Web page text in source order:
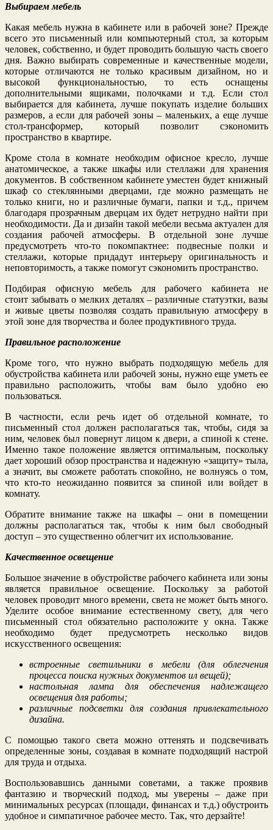
Выбираем мебель
Какая мебель нужна в кабинете или в рабочей зоне? Прежде
всего это письменный или компьютерный стол, за которым
человек, собственно, и будет проводить большую часть своего
дня. Важно выбирать современные и качественные модели,
которые отличаются не только красивым дизайном, но и
высокой функциональностью, то есть оснащены
дополнительными ящиками, полочками и т.д. Если стол
выбирается для кабинета, лучше покупать изделие больших
размеров, а если для рабочей зоны – маленьких, а еще лучше
стол-трансформер, который позволит сэкономить
пространство в квартире.
Кроме стола в комнате необходим офисное кресло, лучше
анатомическое, а также шкафы или стеллажи для хранения
документов. В собственном кабинете уместен будет книжный
шкаф со стеклянными дверцами, где можно размещать не
только книги, но и различные бумаги, папки и т.д., причем
благодаря прозрачным дверцам их будет нетрудно найти при
необходимости. Да и дизайн такой мебели весьма актуален для
создания рабочей атмосферы. В отдельной зоне лучше
предусмотреть что-то покомпактнее: подвесные полки и
стеллажи, которые придадут интерьеру оригинальность и
неповторимость, а также помогут сэкономить пространство.
Подбирая офисную мебель для рабочего кабинета не
стоит забывать о мелких деталях – различные статуэтки, вазы
и живые цветы позволяя создать правильную атмосферу в
этой зоне для творчества и более продуктивного труда.
Правильное расположение
Кроме того, что нужно выбрать подходящую мебель для
обустройства кабинета или рабочей зоны, нужно еще уметь ее
правильно расположить, чтобы вам было удобно ею
пользоваться.
В частности, если речь идет об отдельной комнате, то
письменный стол должен располагаться так, чтобы, сидя за
ним, человек был повернут лицом к двери, а спиной к стене.
Именно такое положение является оптимальным, поскольку
дает хороший обзор пространства и надежную «защиту» тыла,
а значит, вы сможете работать спокойно, не волнуясь о том,
что кто-то неожиданно появится за спиной или войдет в
комнату.
Обратите внимание также на шкафы – они в помещении
должны располагаться так, чтобы к ним был свободный
доступ – это существенно облегчит их использование.
Качественное освещение
Большое значение в обустройстве рабочего кабинета или зоны
является правильное освещение. Поскольку за работой
человек проводит много времени, света не может быть много.
Уделите особое внимание естественному свету, для чего
письменный стол обязательно расположите у окна. Также
необходимо будет предусмотреть несколько видов
искусственного освещения:
встроенные светильники в мебели (для облегчения
процесса поиска нужных документов ил вещей);
настольная лампа для обеспечения надлежащего
освещения для работы;
различные подсветки для создания привлекательного
дизайна.
С помощью такого света можно оттенять и подсвечивать
определенные зоны, создавая в комнате подходящий настрой
для труда и отдыха.
Воспользовавшись данными советами, а также проявив
фантазию и творческий подход, мы уверены – даже при
минимальных ресурсах (площади, финансах и т.д.) обустроить
удобное и симпатичное рабочее место. Так, что дерзайте!